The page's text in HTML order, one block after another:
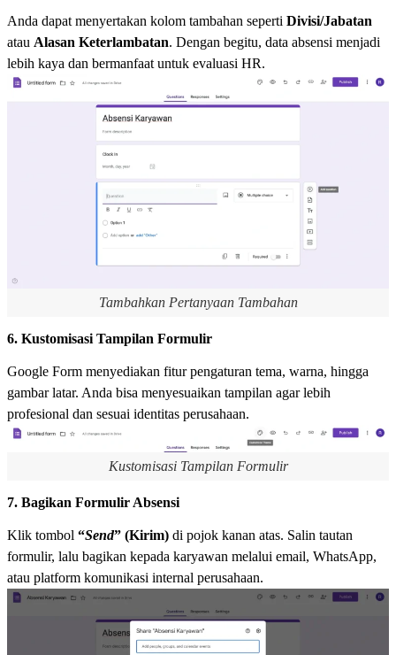
Anda dapat menyertakan kolom tambahan seperti Divisi/Jabatan
atau Alasan Keterlambatan. Dengan begitu, data absensi menjadi
lebih kaya dan bermanfaat untuk evaluasi HR.
Tambahkan Pertanyaan Tambahan
6. Kustomisasi Tampilan Formulir
Google Form menyediakan fitur pengaturan tema, warna, hingga
gambar latar. Anda bisa menyesuaikan tampilan agar lebih
profesional dan sesuai identitas perusahaan.
Kustomisasi Tampilan Formulir
7. Bagikan Formulir Absensi
Klik tombol “Send” (Kirim) di pojok kanan atas. Salin tautan
formulir, lalu bagikan kepada karyawan melalui email, WhatsApp,
atau platform komunikasi internal perusahaan.